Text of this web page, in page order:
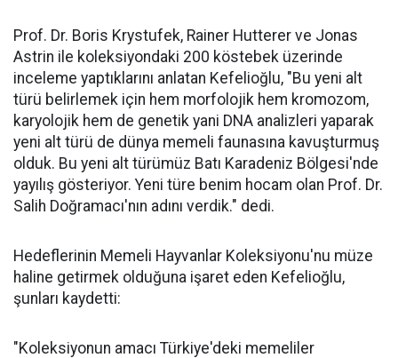
Prof. Dr. Boris Krystufek, Rainer Hutterer ve Jonas
Astrin ile koleksiyondaki 200 köstebek üzerinde
inceleme yaptıklarını anlatan Kefelioğlu, "Bu yeni alt
türü belirlemek için hem morfolojik hem kromozom,
karyolojik hem de genetik yani DNA analizleri yaparak
yeni alt türü de dünya memeli faunasına kavuşturmuş
olduk. Bu yeni alt türümüz Batı Karadeniz Bölgesi'nde
yayılış gösteriyor. Yeni türe benim hocam olan Prof. Dr.
Salih Doğramacı'nın adını verdik." dedi.
Hedeflerinin Memeli Hayvanlar Koleksiyonu'nu müze
haline getirmek olduğuna işaret eden Kefelioğlu,
şunları kaydetti:
"Koleksiyonun amacı Türkiye'deki memeliler